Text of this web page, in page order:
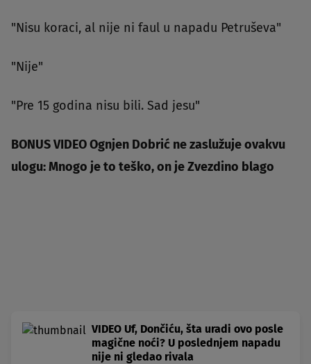
"Nisu koraci, al nije ni faul u napadu Petruševa"
"Nije"
"Pre 15 godina nisu bili. Sad jesu"
BONUS VIDEO Ognjen Dobrić ne zaslužuje ovakvu
ulogu: Mnogo je to teško, on je Zvezdino blago
VIDEO Uf, Dončiću, šta uradi ovo posle
magične noći? U poslednjem napadu
nije ni gledao rivala